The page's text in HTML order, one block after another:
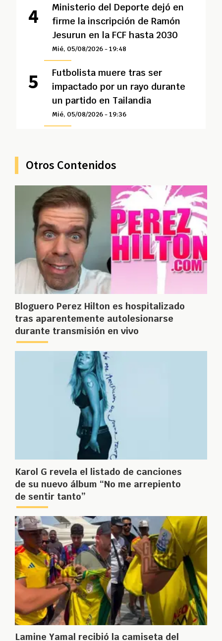
Ministerio del Deporte dejó en
firme la inscripción de Ramón
Jesurun en la FCF hasta 2030
Mié, 05/08/2026 - 19:48
Futbolista muere tras ser
impactado por un rayo durante
un partido en Tailandia
Mié, 05/08/2026 - 19:36
Otros Contenidos
Bloguero Perez Hilton es hospitalizado
tras aparentemente autolesionarse
durante transmisión en vivo
Karol G revela el listado de canciones
de su nuevo álbum “No me arrepiento
de sentir tanto”
Lamine Yamal recibió la camiseta del